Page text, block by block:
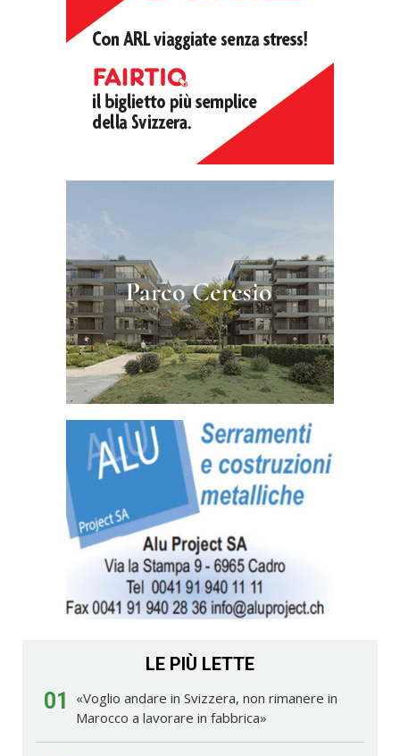
LE PIÙ LETTE
01
«Voglio andare in Svizzera, non rimanere in
Marocco a lavorare in fabbrica»